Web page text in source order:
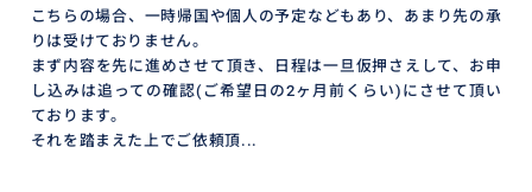
こちらの場合、一時帰国や個人の予定などもあり、あまり先の承
りは受けておりません。
まず内容を先に進めさせて頂き、日程は一旦仮押さえして、お申
し込みは追っての確認(ご希望日の2ヶ月前くらい)にさせて頂い
ております。
それを踏まえた上でご依頼頂...